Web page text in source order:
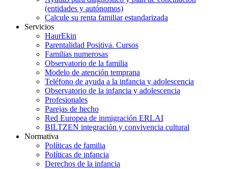
(entidades y autónomos)
Calcule su renta familiar estandarizada
Servicios
HaurEkin
Parentalidad Positiva. Cursos
Familias numerosas
Observatorio de la familia
Modelo de atención temprana
Teléfono de ayuda a la infancia y adolescencia
Observatorio de la infancia y adolescencia
Profesionales
Parejas de hecho
Red Europea de inmigración ERLAI
BILTZEN integración y convivencia cultural
Normativa
Políticas de familia
Políticas de infancia
Derechos de la infancia